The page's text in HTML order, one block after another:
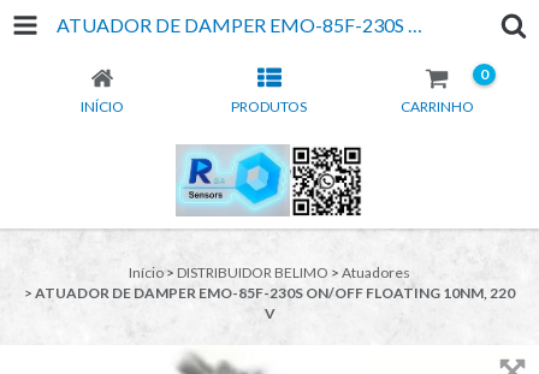
ATUADOR DE DAMPER EMO-85F-230S ON/OFF FLOATING 10NM, 220 V
INÍCIO PRODUTOS CARRINHO
0
Início > DISTRIBUIDOR BELIMO > Atuadores
> ATUADOR DE DAMPER EMO-85F-230S ON/OFF FLOATING 10NM, 220
V